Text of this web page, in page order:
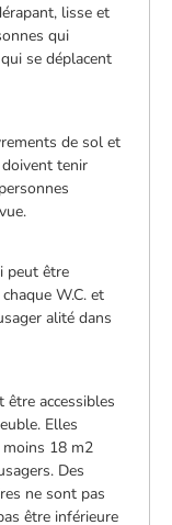
lisse et
qui
se déplacent
de sol et
tenir
peut être
W.C. et
alité dans
être accessibles
Elles
18 m2
Des
ne sont pas
être inférieure